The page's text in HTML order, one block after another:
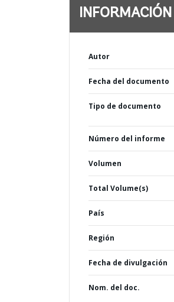
INFORMACIÓN
Autor
Fecha del documento
Tipo de documento
Número del informe
Volumen
Total Volume(s)
País
Región
Fecha de divulgación
Nom. del doc.